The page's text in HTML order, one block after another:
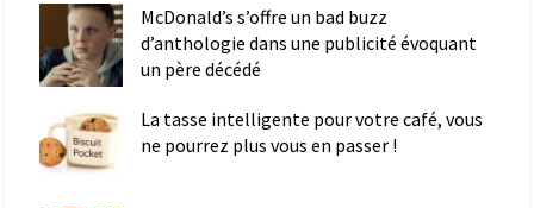
McDonald’s s’offre un bad buzz
d’anthologie dans une publicité évoquant
un père décédé
La tasse intelligente pour votre café, vous
ne pourrez plus vous en passer !